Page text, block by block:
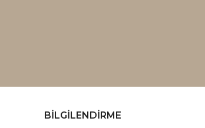
BİLGİLENDİRME